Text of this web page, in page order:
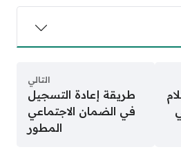
التالي
طريقة إعادة التسجيل
في الضمان الاجتماعي
المطور